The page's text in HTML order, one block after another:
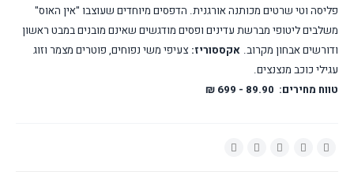
פליסה וטי שרטים מכותנה אורגנית. הדפסים מיוחדים שעוצבו "אין האוס"
משלבים ליטופי מברשת עדינים ופסים מודגשים שאינם מובנים במבט ראשון
ודורשים אבחון מקרוב. אקססוריז: צעיפי משי נפוחים, פוטרים מצמר וזוג
עגילי כוכב מנצנצים.
טווח מחירים: 89.90 - 699 ₪